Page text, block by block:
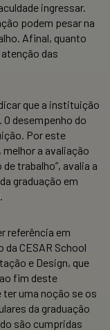
ingressar.
podem pesar na
Afinal, quanto
das
que a instituição
desempenho do
Por este
a avaliação
trabalho”, avalia a
graduação em
referência em
CESAR School
e Design, que
fim deste
uma noção se os
da graduação
são cumpridas